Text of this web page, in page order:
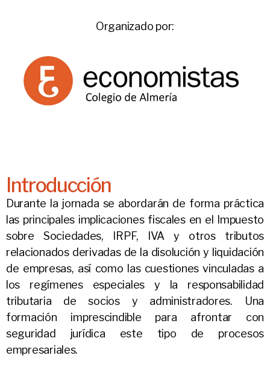
Organizado por:
Introducción
Durante la jornada se abordarán de forma práctica
las principales implicaciones fiscales en el Impuesto
sobre Sociedades, IRPF, IVA y otros tributos
relacionados derivadas de la disolución y liquidación
de empresas, así como las cuestiones vinculadas a
los regímenes especiales y la responsabilidad
tributaria de socios y administradores. Una
formación imprescindible para afrontar con
seguridad jurídica este tipo de procesos
empresariales.